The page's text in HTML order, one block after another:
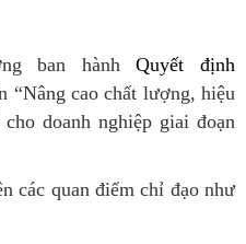
ban hànhQuyết định
“Nâng cao chất lượng, hiệu
doanh nghiệp giai đoạn
các quan điểm chỉ đạo như